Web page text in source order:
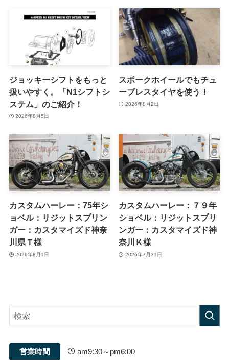
ジョッキーシフトをもっと
扱いやすく。「N1シフトシ
ステム」のご紹介！
2026年8月5日
スポークホイールでもチュ
ーブレスタイヤを使う！
2026年8月2日
カスタムハーレー：75年シ
ョベル：リジットスプリン
ガー：カスタマイズド神奈
川県Ｔ様
2026年8月1日
カスタムハーレー：７９年
ショベル：リジットスプリ
ンガー：カスタマイズド神
奈川Ｋ様
2026年7月31日
営業時間 am9:30～pm6:00